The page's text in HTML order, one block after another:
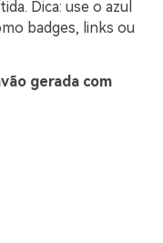
Dica: use o azul
badges, links ou
gerada com